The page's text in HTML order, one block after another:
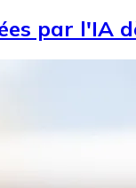
par l'IA